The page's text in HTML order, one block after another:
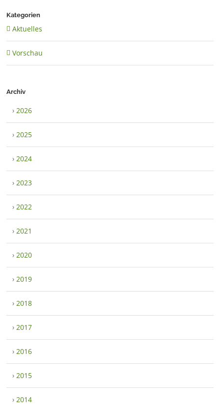
Kategorien
Aktuelles
Vorschau
Archiv
›2026
›2025
›2024
›2023
›2022
›2021
›2020
›2019
›2018
›2017
›2016
›2015
›2014